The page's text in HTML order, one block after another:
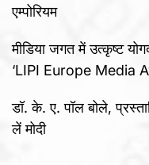
एम्पोरियम
मीडिया जगत में उत्कृष्ट
‘LIPI Europe Media
डॉ. के. ए. पॉल बोले,
लें मोदी